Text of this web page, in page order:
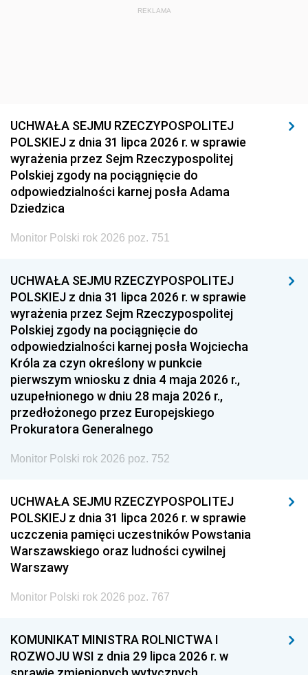
REKLAMA
UCHWAŁA SEJMU RZECZYPOSPOLITEJ
POLSKIEJ z dnia 31 lipca 2026 r. w sprawie
wyrażenia przez Sejm Rzeczypospolitej
Polskiej zgody na pociągnięcie do
odpowiedzialności karnej posła Adama
Dziedzica
Monitor Polski rok 2026 poz. 751
UCHWAŁA SEJMU RZECZYPOSPOLITEJ
POLSKIEJ z dnia 31 lipca 2026 r. w sprawie
wyrażenia przez Sejm Rzeczypospolitej
Polskiej zgody na pociągnięcie do
odpowiedzialności karnej posła Wojciecha
Króla za czyn określony w punkcie
pierwszym wniosku z dnia 4 maja 2026 r.,
uzupełnionego w dniu 28 maja 2026 r.,
przedłożonego przez Europejskiego
Prokuratora Generalnego
Monitor Polski rok 2026 poz. 752
UCHWAŁA SEJMU RZECZYPOSPOLITEJ
POLSKIEJ z dnia 31 lipca 2026 r. w sprawie
uczczenia pamięci uczestników Powstania
Warszawskiego oraz ludności cywilnej
Warszawy
Monitor Polski rok 2026 poz. 767
KOMUNIKAT MINISTRA ROLNICTWA I
ROZWOJU WSI z dnia 29 lipca 2026 r. w